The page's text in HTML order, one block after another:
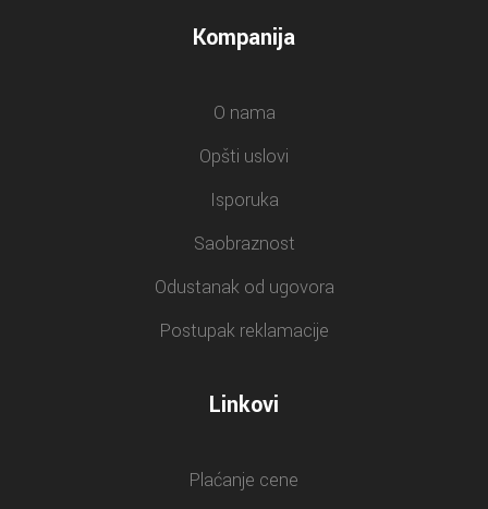
Kompanija
O nama
Opšti uslovi
Isporuka
Saobraznost
Odustanak od ugovora
Postupak reklamacije
Linkovi
Plaćanje cene